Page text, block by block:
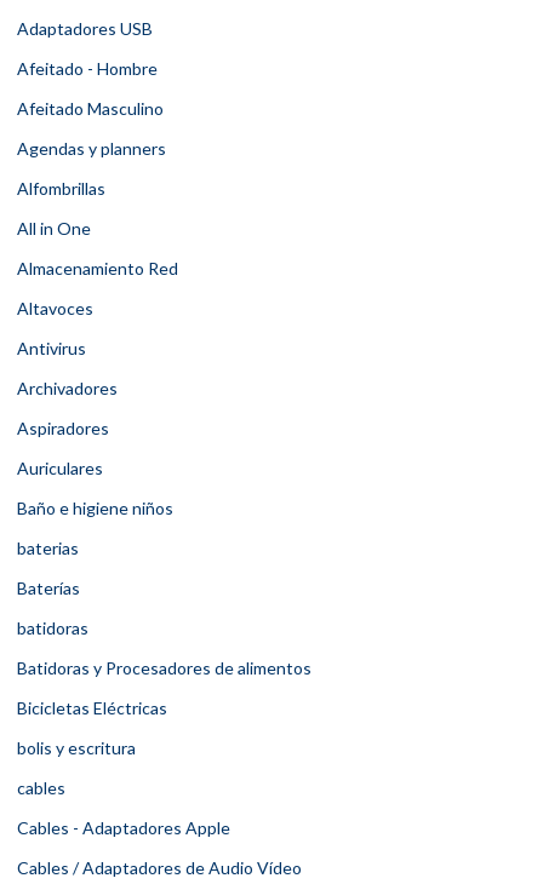
Adaptadores USB
Afeitado - Hombre
Afeitado Masculino
Agendas y planners
Alfombrillas
All in One
Almacenamiento Red
Altavoces
Antivirus
Archivadores
Aspiradores
Auriculares
Baño e higiene niños
baterias
Baterías
batidoras
Batidoras y Procesadores de alimentos
Bicicletas Eléctricas
bolis y escritura
cables
Cables - Adaptadores Apple
Cables / Adaptadores de Audio Vídeo